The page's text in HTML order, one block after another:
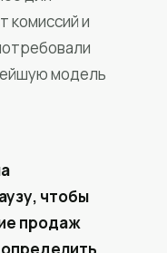
комиссий и
модель
чтобы
продаж